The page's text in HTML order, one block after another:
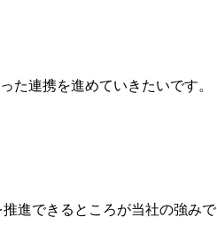
連携を進めていきたいです。
進できるところが当社の強みで